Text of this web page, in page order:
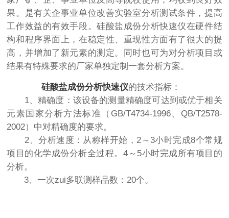
果。是有关企事业单位改善实验室分析测试条件，提高
工作效益的有效手段。硅酸盐成份分析快速仪在硬件结
构和程序界面上，在稳定性、重现性方面有了很大的提
高，并增加了新元素的测定。同时也可为对分析项目或
结果有特殊要求的厂家单独定制一套分析方案。
硅酸盐成份分析快速仪的技术指标：
1、精确度：该设备的测量精确度可达到或优于相关
元素国家分析方法标准（GB/T4734-1996、QB/T2578-
2002）中对精确度的要求。
2、分析速度：从称样开始，2～3小时完成8个常规
项目的化学成份分析全过程。4～5小时完成所有项目的
分析。
3、一次zui多联测样品数：20个。